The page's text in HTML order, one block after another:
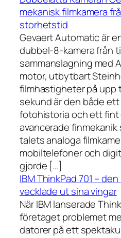
mekanisk filmkamera
storhetstid
Gevaert Automatic är
dubbel-8-kamera från
sammanslagning med
motor, utbytbart
filmhastigheter på upp
sekund är den både
fotohistoria och ett fint
avancerade
talets analoga
mobiltelefoner och
gjorde […]
IBM ThinkPad 701 –
vecklade ut sina vingar
När IBM lanserade
företaget problemet
datorer på ett